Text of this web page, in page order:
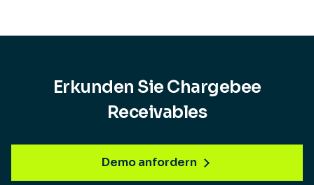
Erkunden Sie Chargebee
Receivables
Demo anfordern